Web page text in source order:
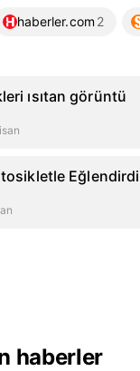
haberler.com 2
ısıtan görüntü
Eğlendirdi
haberler